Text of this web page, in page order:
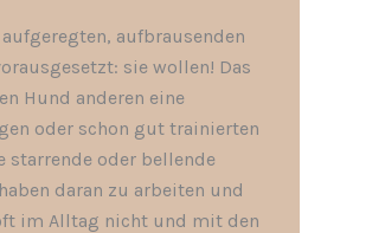
aufbrausenden
sie wollen! Das
Hund anderen eine
oder schon gut trainierten
starrende oder bellende
daran zu arbeiten und
im Alltag nicht und mit den